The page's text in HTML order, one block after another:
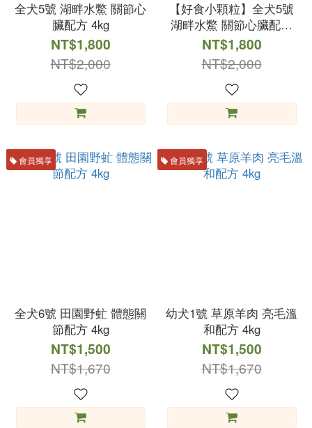
全犬5號 湖畔水鱉 關節心
臟配方 4kg
NT$1,800
NT$2,000
【好食小顆粒】全犬5號
湖畔水鱉 關節心臟配方
4kg
NT$1,800
NT$2,000
會員獨享
全犬6號 田園野虻 體態關
節配方 4kg
NT$1,500
NT$1,670
會員獨享
幼犬1號 草原羊肉 亮毛溫
和配方 4kg
NT$1,500
NT$1,670